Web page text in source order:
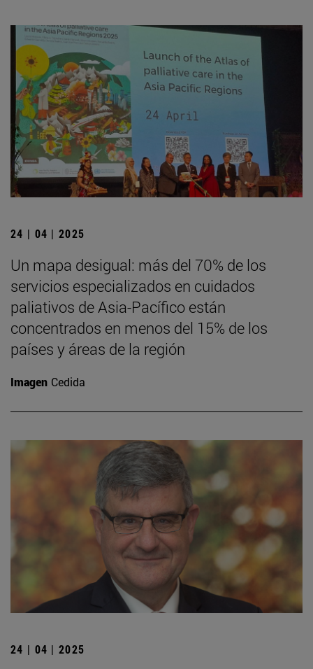
24 | 04 | 2025
Un mapa desigual: más del 70% de los
servicios especializados en cuidados
paliativos de Asia-Pacífico están
concentrados en menos del 15% de los
países y áreas de la región
Imagen Cedida
24 | 04 | 2025